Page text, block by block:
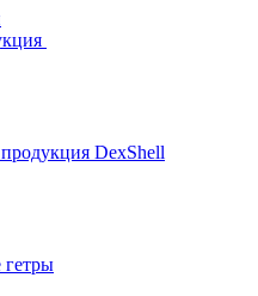
DexShell